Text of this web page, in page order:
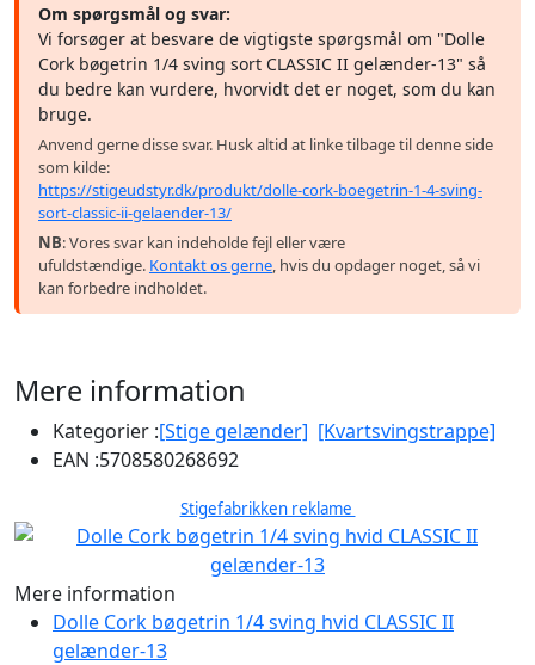
Om spørgsmål og svar:
Vi forsøger at besvare de vigtigste spørgsmål om "Dolle
Cork bøgetrin 1/4 sving sort CLASSIC II gelænder-13" så
du bedre kan vurdere, hvorvidt det er noget, som du kan
bruge.
Anvend gerne disse svar. Husk altid at linke tilbage til denne side
som kilde:
https://stigeudstyr.dk/produkt/dolle-cork-boegetrin-1-4-sving-
sort-classic-ii-gelaender-13/
NB: Vores svar kan indeholde fejl eller være
ufuldstændige. Kontakt os gerne, hvis du opdager noget, så vi
kan forbedre indholdet.
Mere information
Kategorier :[Stige gelænder] [Kvartsvingstrappe]
EAN :5708580268692
Stigefabrikken reklame
Mere information
Dolle Cork bøgetrin 1/4 sving hvid CLASSIC II
gelænder-13